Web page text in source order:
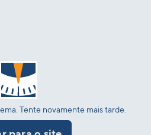
Tente novamente mais tarde.